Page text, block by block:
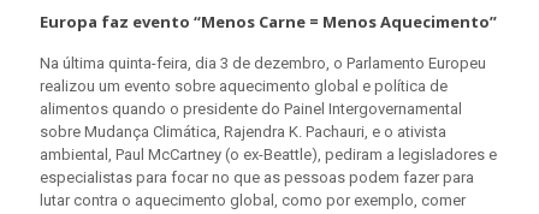
Europa faz evento “Menos Carne = Menos Aquecimento”
Na última quinta-feira, dia 3 de dezembro, o Parlamento Europeu
realizou um evento sobre aquecimento global e política de
alimentos quando o presidente do Painel Intergovernamental
sobre Mudança Climática, Rajendra K. Pachauri, e o ativista
ambiental, Paul McCartney (o ex-Beattle), pediram a legisladores e
especialistas para focar no que as pessoas podem fazer para
lutar contra o aquecimento global, como por exemplo, comer